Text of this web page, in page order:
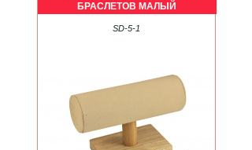
БРАСЛЕТОВ МАЛЫЙ
SD-5-1